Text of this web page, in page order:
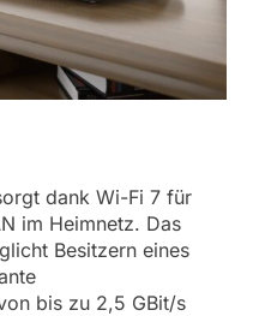
dank Wi-Fi 7 für
im Heimnetz. Das
Besitzern eines
bis zu 2,5 GBit/s